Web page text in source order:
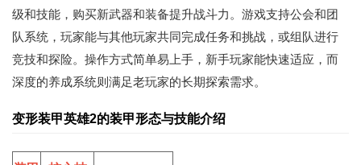
级和技能，购买新武器和装备提升战斗力。游戏支持公会和团
队系统，玩家能与其他玩家共同完成任务和挑战，或组队进行
竞技和探险。操作方式简单易上手，新手玩家能快速适应，而
深度的养成系统则满足老玩家的长期探索需求。
变形装甲英雄2的装甲形态与技能介绍